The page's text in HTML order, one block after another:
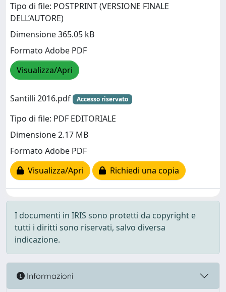
Tipo di file: POSTPRINT (VERSIONE FINALE
DELL’AUTORE)
Dimensione 365.05 kB
Formato Adobe PDF
Visualizza/Apri
Santilli 2016.pdf Accesso riservato
Tipo di file: PDF EDITORIALE
Dimensione 2.17 MB
Formato Adobe PDF
Visualizza/Apri
Richiedi una copia
I documenti in IRIS sono protetti da copyright e
tutti i diritti sono riservati, salvo diversa
indicazione.
Informazioni